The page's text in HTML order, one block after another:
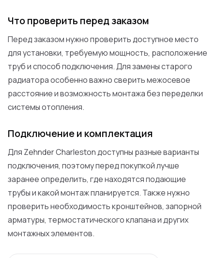
Что проверить перед заказом
Перед заказом нужно проверить доступное место
для установки, требуемую мощность, расположение
труб и способ подключения. Для замены старого
радиатора особенно важно сверить межосевое
расстояние и возможность монтажа без переделки
системы отопления.
Подключение и комплектация
Для Zehnder Charleston доступны разные варианты
подключения, поэтому перед покупкой лучше
заранее определить, где находятся подающие
трубы и какой монтаж планируется. Также нужно
проверить необходимость кронштейнов, запорной
арматуры, термостатического клапана и других
монтажных элементов.